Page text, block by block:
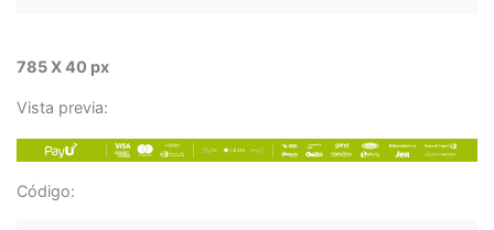
785 X 40 px
Vista previa:
Código: